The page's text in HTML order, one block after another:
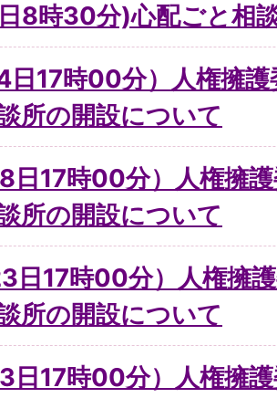
8時30分)心配ごと相
日17時00分）人権擁
所の開設について
日17時00分）人権擁
所の開設について
日17時00分）人権擁
所の開設について
3日17時00分）人権擁